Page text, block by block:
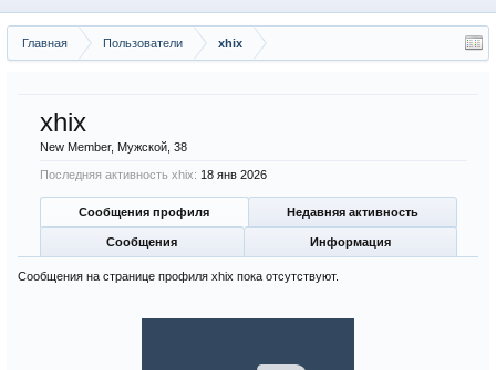
Главная Пользователи xhix
xhix
New Member, Мужской, 38
Последняя активность xhix: 18 янв 2026
Сообщения профиля Недавняя активность
Сообщения Информация
Сообщения на странице профиля xhix пока отсутствуют.